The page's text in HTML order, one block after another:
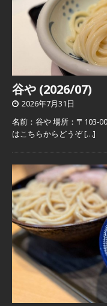
谷や (2026/07)
2026年7月31日
名前：谷や 場所：〒103-
はこちらからどうぞ[…]